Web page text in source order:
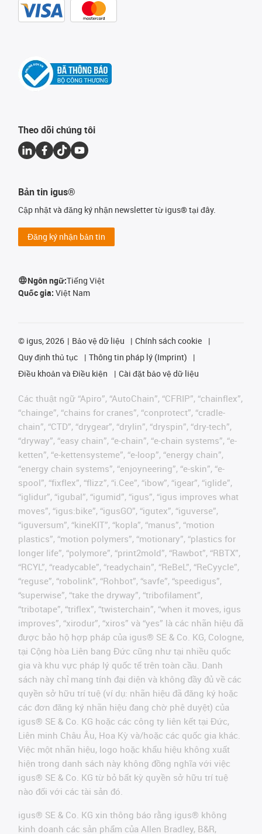
Theo dõi chúng tôi
Bản tin igus®
Cập nhật và đăng ký nhận newsletter từ igus® tại đây.
Đăng ký nhận bản tin
Ngôn ngữ:Tiếng Việt
Quốc gia: Việt Nam
© igus, 2026 Bảo vệ dữ liệu
Chính sách cookie
Quy định thủ tục
Thông tin pháp lý (Imprint)
Điều khoản và Điều kiện
Cài đặt bảo vệ dữ liệu
Các thuật ngữ “Apiro”, “AutoChain”, “CFRIP”, “chainflex”,
“chainge”, “chains for cranes”, “conprotect”, “cradle-
chain”, “CTD”, “drygear”, “drylin”, “dryspin”, “dry-tech”,
“dryway”, “easy chain”, “e-chain”, “e-chain systems”, “e-
ketten”, “e-kettensysteme”, “e-loop”, “energy chain”,
“energy chain systems”, “enjoyneering”, “e-skin”, “e-
spool”, “fixflex”, “flizz”, “i.Cee”, “ibow”, “igear”, “iglide”,
“iglidur”, “igubal”, “igumid”, “igus”, “igus improves what
moves”, “igus:bike”, “igusGO”, “igutex”, “iguverse”,
“iguversum”, “kineKIT”, “kopla”, “manus”, “motion
plastics”, “motion polymers”, “motionary”, “plastics for
longer life”, “polymore”, “print2mold”, “Rawbot”, “RBTX”,
“RCYL”, “readycable”, “readychain”, “ReBeL”, “ReCyycle”,
“reguse”, “robolink”, “Rohbot”, “savfe”, “speedigus”,
“superwise”, “take the dryway”, “tribofilament”,
“tribotape”, “triflex”, “twisterchain”, “when it moves, igus
improves”, “xirodur”, “xiros” và “yes” là các nhãn hiệu đã
được bảo hộ hợp pháp của igus® SE & Co. KG, Cologne,
tại Cộng hòa Liên bang Đức cũng như tại nhiều quốc
gia và khu vực pháp lý quốc tế trên toàn cầu. Danh
sách này chỉ mang tính đại diện và không đầy đủ về các
quyền sở hữu trí tuệ (ví dụ: nhãn hiệu đã đăng ký hoặc
các đơn đăng ký nhãn hiệu đang chờ phê duyệt) của
igus® SE & Co. KG hoặc các công ty liên kết tại Đức,
Liên minh Châu Âu, Hoa Kỳ và/hoặc các quốc gia khác.
Việc một nhãn hiệu, logo hoặc khẩu hiệu không xuất
hiện trong danh sách này không đồng nghĩa với việc
igus® SE & Co. KG từ bỏ bất kỳ quyền sở hữu trí tuệ
nào đối với các tài sản đó.
igus® SE & Co. KG xin thông báo rằng igus® không
kinh doanh các sản phẩm của Allen Bradley, B&R,